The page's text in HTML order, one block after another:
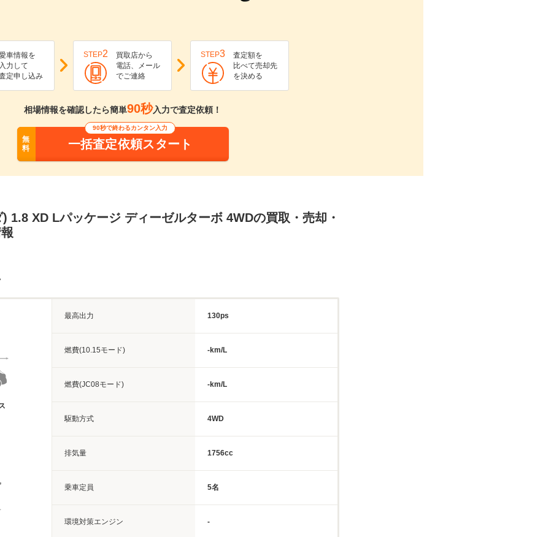
車情報を
入力して
定申し込み
STEP2
買取店から
電話、メール
でご連絡
STEP3
査定額を
比べて売却先
を決める
相場情報を確認したら簡単90秒入力で査定依頼！
無
料
90秒で終わるカンタン入力
一括査定依頼スタート
1.8 XD Lパッケージ ディーゼルターボ 4WDの買取・売却・
最高出力 130ps
燃費(10.15モード) -km/L
燃費(JC08モード) -km/L
駆動方式 4WD
排気量 1756cc
乗車定員 5名
環境対策エンジン -